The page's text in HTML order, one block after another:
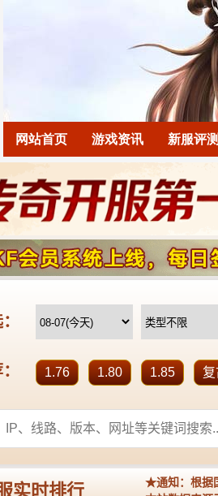
网站首页 游戏资讯 新服评测